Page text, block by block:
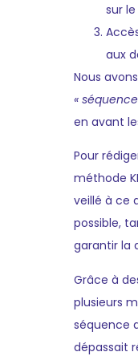
sur
aux
Nous
«
en avant
Pour
méthode
veillé à ce
possible,
garantir la
Grâce à
plusieurs
séquence
dépassait